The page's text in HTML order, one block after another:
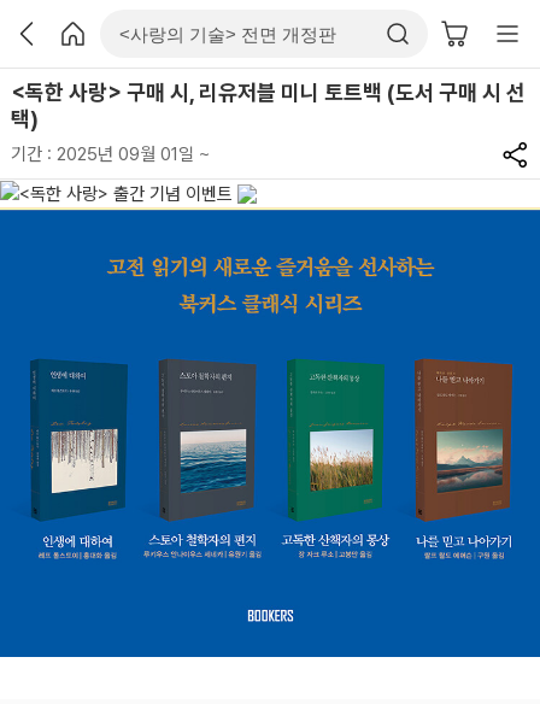
<독한 사랑> 구매 시, 리유저블 미니 토트백 (도서 구매 시 선
택)
기간 : 2025년 09월 01일 ~